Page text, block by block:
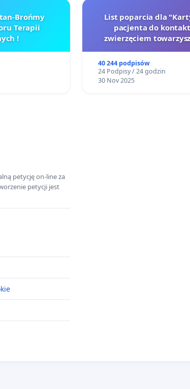
Brońmy
Terapii
!
List poparcia dla
pacjenta do
zwierzęciem
40 244 podpisów
24 Podpisy / 24 godzin
30 Nov 2025
petycję on-line za
petycji jest